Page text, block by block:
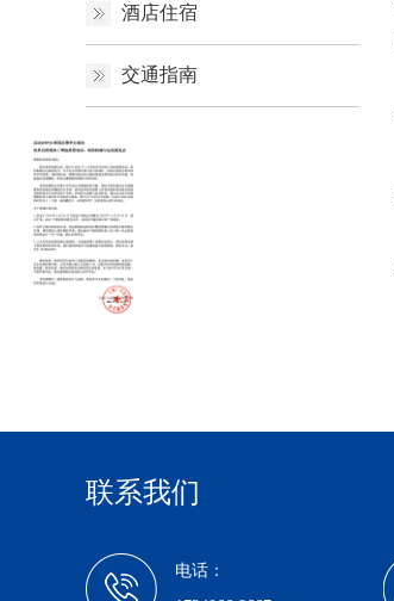
酒店住宿
交通指南
联系我们
电话：